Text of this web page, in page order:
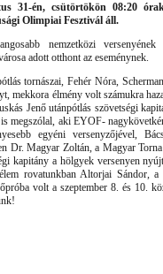
31-én, csütörtökön 08:20
Olimpiai Fesztivál áll.
nemzetközi
adott otthont az eseménynek.
tornászai, Fehér Nóra,
mekkora élmény volt számukra
Jenő utánpótlás szövetségi
megszólal, aki EYOF-
egyéni versenyzőjével,
Dr. Magyar Zoltán, a Magyar
kapitány a hölgyek versenyen
rovatunkban Altorjai Sándor,
volt a szeptember 8. és 10.